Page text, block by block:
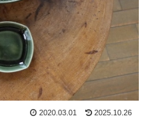
2020.03.01 2025.10.26